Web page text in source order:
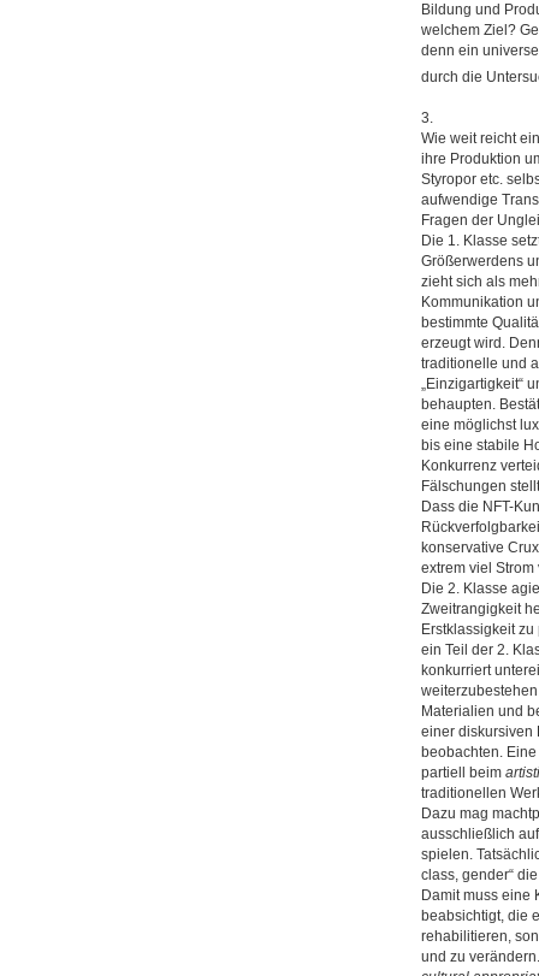
Bildung und
welchem Ziel?
denn ein
durch die
3.
Wie weit reicht
ihre Produktion
Styropor etc.
aufwendige
Fragen der
Die 1. Klasse
Größerwerdens
zieht sich als
Kommunikation
bestimmte
erzeugt wird.
traditionelle und
„Einzigartigkeit“
behaupten.
eine möglichst
bis eine stabile
Konkurrenz
Fälschungen
Dass die NFT-
konservative
extrem viel Strom
Die 2. Klasse
Zweitrangigkeit
Erstklassigkeit
ein Teil der 2.
konkurriert
Materialien und
einer diskursiven
beobachten.
partiell beim
traditionellen
Dazu mag
ausschließlich
spielen.
class, gender“
Damit muss eine
beabsichtigt, die
rehabilitieren,
und zu